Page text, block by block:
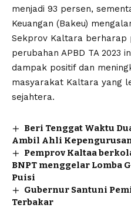
menjadi 93 persen,
Keuangan (Bakeu)
Sekprov Kaltara berharap
perubahan APBD TA 2023
dampak positif dan
masyarakat Kaltara yang
sejahtera.
Beri Tenggat Waktu
Ambil Ahli
Pemprov Kaltaa
BNPT menggelar Lomba
Puisi
Gubernur Santuni
Terbakar